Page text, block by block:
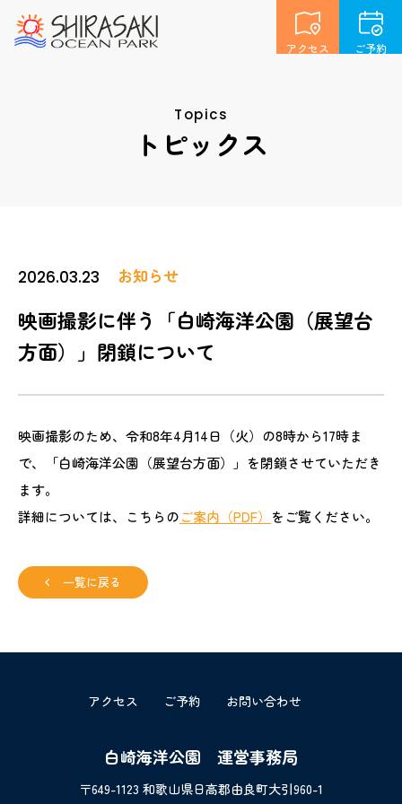
アクセス ご予約
Topics
トピックス
2026.03.23 お知らせ
映画撮影に伴う「白崎海洋公園（展望台
方面）」閉鎖について
映画撮影のため、令和8年4月14日（火）の8時から17時ま
で、「白崎海洋公園（展望台方面）」を閉鎖させていただき
ます。
詳細については、こちらのご案内（PDF） をご覧ください。
一覧に戻る
アクセス ご予約 お問い合わせ
白崎海洋公園 運営事務局
〒649-1123 和歌山県日高郡由良町大引960-1